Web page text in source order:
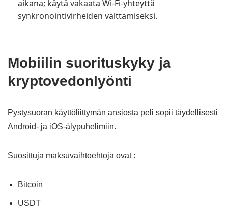
aikana; käytä vakaata Wi-Fi-yhteyttä
synkronointivirheiden välttämiseksi.
Mobiilin suorituskyky ja
kryptovedonlyönti
Pystysuoran käyttöliittymän ansiosta peli sopii täydellisesti
Android- ja iOS-älypuhelimiin.
Suosittuja maksuvaihtoehtoja ovat :
Bitcoin
USDT